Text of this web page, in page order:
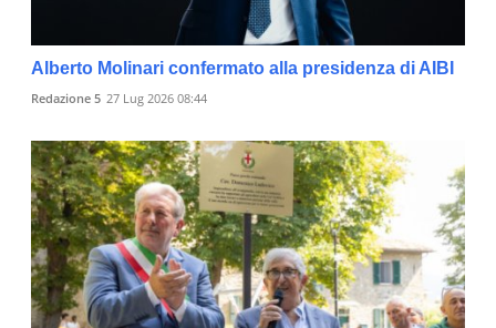
Alberto Molinari confermato alla presidenza di AIBI
Redazione 5 27 Lug 2026 08:44